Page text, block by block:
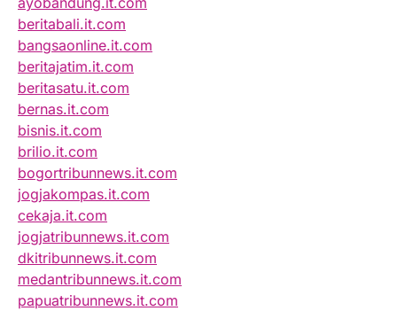
beritabali.it.com
bangsaonline.it.com
beritajatim.it.com
beritasatu.it.com
bernas.it.com
bisnis.it.com
brilio.it.com
bogortribunnews.it.com
jogjakompas.it.com
cekaja.it.com
jogjatribunnews.it.com
dkitribunnews.it.com
medantribunnews.it.com
papuatribunnews.it.com